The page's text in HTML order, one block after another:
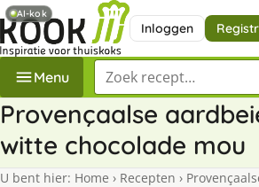
Inloggen
Menu Zoek een recept
Provençaalse
witte chocolade mou
U bent hier: Home › Recepten ›
AI-kok